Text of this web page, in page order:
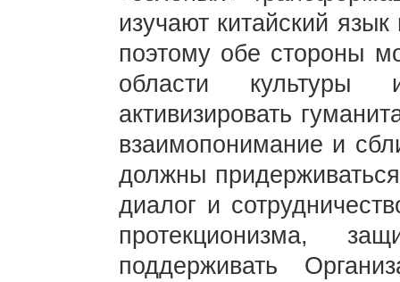
изучают китайский
поэтому обе стороны
области
активизировать
взаимопонимание и
должны
диалог и
протекционизма,
поддерживать